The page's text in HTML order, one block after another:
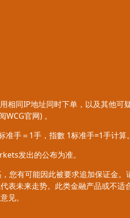
相同IP地址同时下单，以及其他可
官网) 。
手＝1手，指數 1标准手=1手计算。
发出的公布为准。
您有可能因此被要求追加保证金。
表未来走势。此类金融产品或不适
见。